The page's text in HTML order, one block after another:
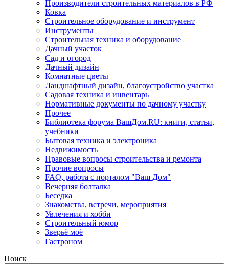
Производители строительных материалов в РФ
Ковка
Строительное оборудование и инструмент
Инструменты
Строительная техника и оборудование
Дачный участок
Сад и огород
Дачный дизайн
Комнатные цветы
Ландшафтный дизайн, благоустройство участка
Садовая техника и инвентарь
Нормативные документы по дачному участку
Прочее
Библиотека форума ВашДом.RU: книги, статьи,
учебники
Бытовая техника и электроника
Недвижимость
Правовые вопросы строительства и ремонта
Прочие вопросы
FAQ, работа с порталом "Ваш Дом"
Вечерняя болталка
Беседка
Знакомства, встречи, мероприятия
Увлечения и хобби
Строительный юмор
Зверьё моё
Гастроном
Поиск